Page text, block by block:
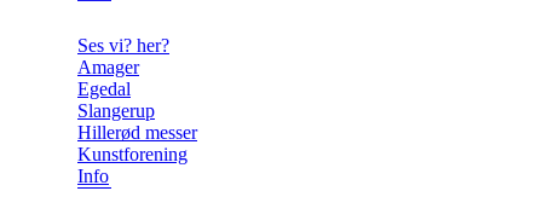
Ses vi? her?
Amager
Egedal
Slangerup
Hillerød messer
Kunstforening
Info